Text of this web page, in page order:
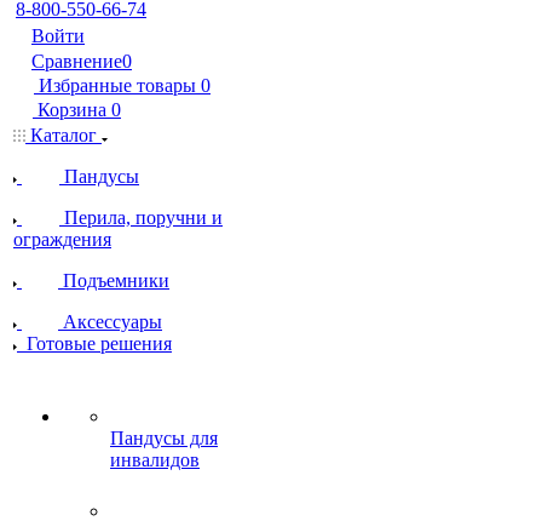
8-800-550-66-74
Войти
Сравнение0
Избранные товары 0
Корзина 0
Каталог
Пандусы
Перила, поручни и
ограждения
Подъемники
Аксессуары
Готовые решения
Пандусы для
инвалидов